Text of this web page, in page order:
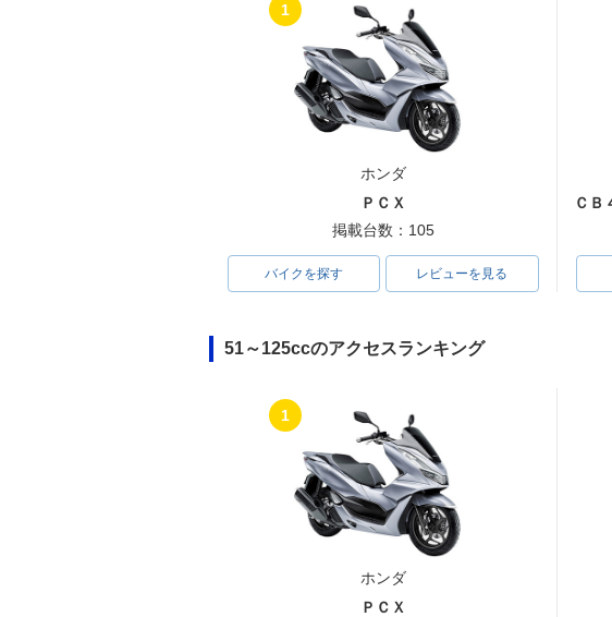
1
ホンダ
ＰＣＸ
掲載台数：105
バイクを探す レビューを見る
51～125ccのアクセスランキング
1
ホンダ
ＰＣＸ